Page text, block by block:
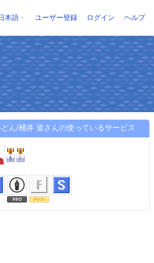
本語 ユーザー登録 ログイン ヘルプ
ん/桶井 道さんの使っているサービス